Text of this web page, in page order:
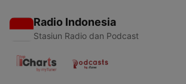
Radio Indonesia
Stasiun Radio dan Podcast